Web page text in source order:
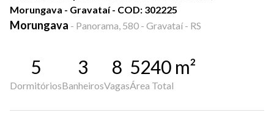
Morungava - Gravataí - COD: 302225
Morungava - Panorama, 580 - Gravataí - RS
5
Dormitórios
3
Banheiros
8
Vagas
5240 m²
Área Total